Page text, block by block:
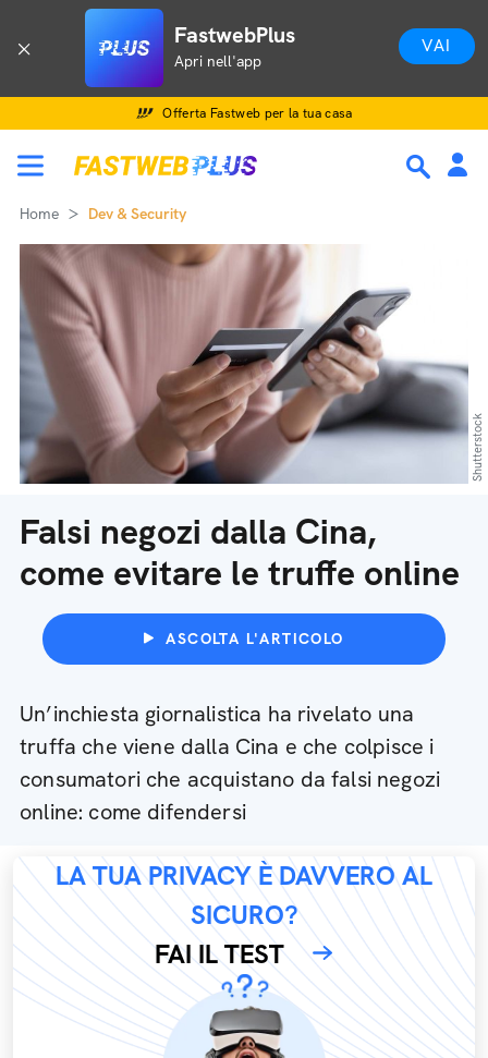
FastwebPlus
Apri nell'app
VAI
Offerta Fastweb per la tua casa
Home Dev & Security
Falsi negozi dalla Cina,
come evitare le truffe online
ASCOLTA L'ARTICOLO
Un’inchiesta giornalistica ha rivelato una
truffa che viene dalla Cina e che colpisce i
consumatori che acquistano da falsi negozi
online: come difendersi
Shutterstock
LA TUA PRIVACY È DAVVERO AL
SICURO?
FAI IL TEST